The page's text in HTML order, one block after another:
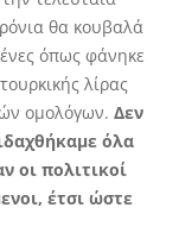
θα κουβαλά
όπως φάνηκε
λίρας
ομολόγων. Δεν
όλα
οι πολιτικοί
έτσι ώστε